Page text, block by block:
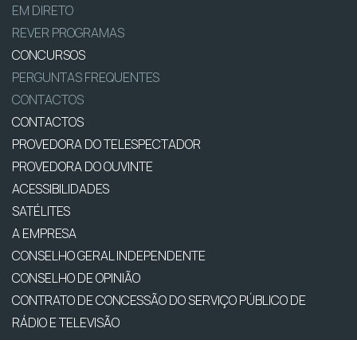
EM DIRETO
REVER PROGRAMAS
CONCURSOS
PERGUNTAS FREQUENTES
CONTACTOS
CONTACTOS
PROVEDORA DO TELESPECTADOR
PROVEDORA DO OUVINTE
ACESSIBILIDADES
SATÉLITES
A EMPRESA
CONSELHO GERAL INDEPENDENTE
CONSELHO DE OPINIÃO
CONTRATO DE CONCESSÃO DO SERVIÇO PÚBLICO DE
RÁDIO E TELEVISÃO